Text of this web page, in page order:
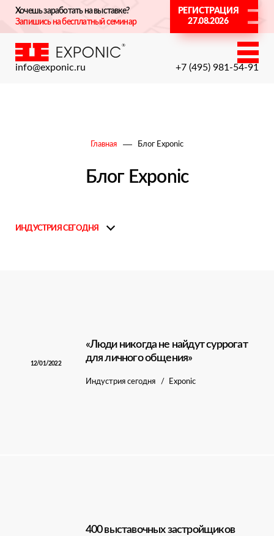
Хочешь заработать на выставке?
Запишись на бесплатный семинар
РЕГИСТРАЦИЯ
27.08.2026
info@exponic.ru +7 (495) 981-54-91
Главная Блог Exponic
Блог Exponic
ИНДУСТРИЯ СЕГОДНЯ
12/01/2022
«Люди никогда не найдут суррогат
для личного общения»
Индустрия сегодня Exponic
400 выставочных застройщиков